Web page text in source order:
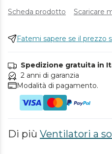
Scheda prodotto Scaricare
Fatemi sapere se il prezzo
Spedizione gratuita in
2 anni di garanzia
Modalità di pagamento.
Di più Ventilatori a